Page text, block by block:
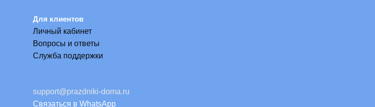
Для клиентов
Личный кабинет
Вопросы и ответы
Служба поддержки
support@prazdniki-doma.ru
Связаться в WhatsApp